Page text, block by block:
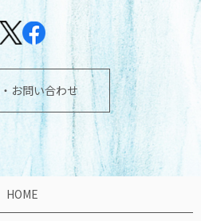
お問い合わせ
HOME